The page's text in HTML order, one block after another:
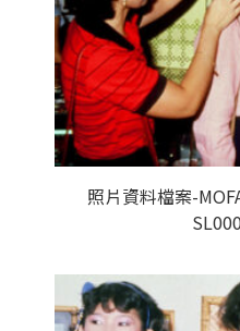
照片資料檔案-